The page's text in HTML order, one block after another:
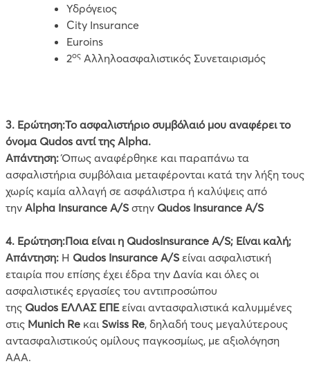
Υδρόγειος
City Insurance
Euroins
2ος Αλληλοασφαλιστικός Συνεταιρισμός
3. Ερώτηση:Το ασφαλιστήριο συμβόλαιό μου αναφέρει το
όνομα Qudos αντί της Alpha.
Aπάντηση:Όπως αναφέρθηκε και παραπάνω τα
ασφαλιστήρια συμβόλαια μεταφέρονται κατά την λήξη τους
χωρίς καμία αλλαγή σε ασφάλιστρα ή καλύψεις από
την Alpha Insurance A/S στην Qudos Insurance A/S
4. Ερώτηση:Ποια είναι η QudosInsurance A/S; Είναι καλή;
Απάντηση: Η Qudos Insurance A/S είναι ασφαλιστική
εταιρία που επίσης έχει έδρα την Δανία και όλες οι
ασφαλιστικές εργασίες του αντιπροσώπου
της Qudos ΕΛΛΑΣ ΕΠΕείναι αντασφαλιστικά καλυμμένες
στις Munich Re και Swiss Re, δηλαδή τους μεγαλύτερους
αντασφαλιστικούς ομίλους παγκοσμίως, με αξιολόγηση
ΑΑΑ.